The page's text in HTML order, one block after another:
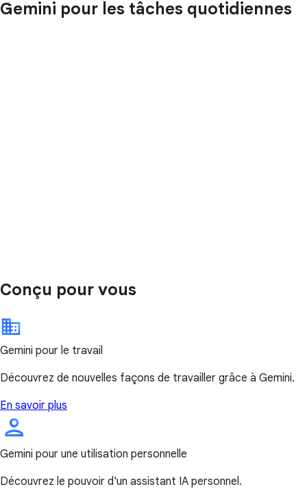
Gemini pour les tâches quotidiennes
Conçu pour vous
Gemini pour le travail
Découvrez de nouvelles façons de travailler grâce à Gemini.
En savoir plus
Gemini pour une utilisation personnelle
Découvrez le pouvoir d'un assistant IA personnel.